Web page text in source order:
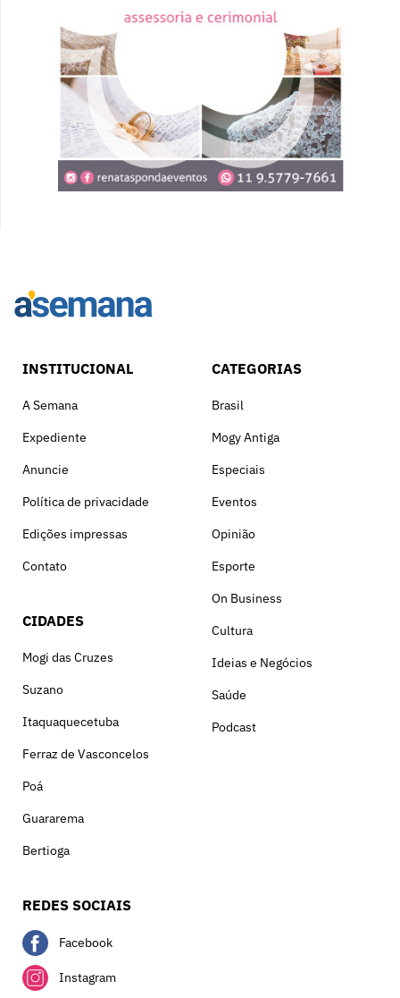
INSTITUCIONAL
A Semana
Expediente
Anuncie
Política de privacidade
Edições impressas
Contato
CIDADES
Mogi das Cruzes
Suzano
Itaquaquecetuba
Ferraz de Vasconcelos
Poá
Guararema
Bertioga
CATEGORIAS
Brasil
Mogy Antiga
Especiais
Eventos
Opinião
Esporte
On Business
Cultura
Ideias e Negócios
Saúde
Podcast
REDES SOCIAIS
Facebook
Instagram